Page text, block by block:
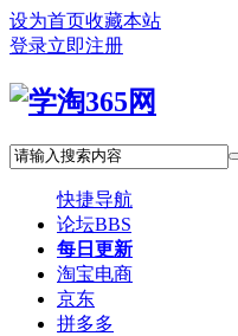
设为首页收藏本站
登录立即注册
快捷导航
论坛BBS
每日更新
淘宝电商
京东
拼多多